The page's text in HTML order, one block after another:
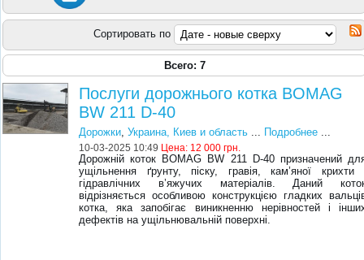
Сортировать по
Всего: 7
Послуги дорожнього котка BOMAG
BW 211 D-40
Дорожки,Украина, Киев и область ... Подробнее ...
10-03-2025 10:49 Цена: 12 000 грн.
Дорожній коток BOMAG BW 211 D-40 призначений
ущільнення ґрунту, піску, гравія, кам’яної крихти
гідравлічних в’яжучих матеріалів. Даний
відрізняється особливою конструкцією гладких
котка, яка запобігає виникненню нерівностей і
дефектів на ущільнювальній поверхні.